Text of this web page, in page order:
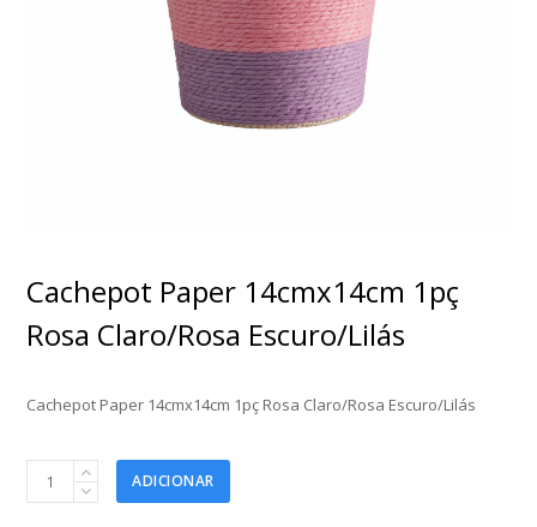
Cachepot Paper 14cmx14cm 1pç
Rosa Claro/Rosa Escuro/Lilás
Cachepot Paper 14cmx14cm 1pç Rosa Claro/Rosa Escuro/Lilás
Cachepot
ADICIONAR